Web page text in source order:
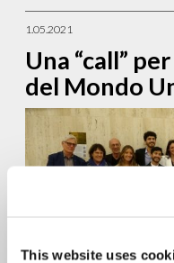
This website uses
1.05.2021
Una “call”
del Mondo